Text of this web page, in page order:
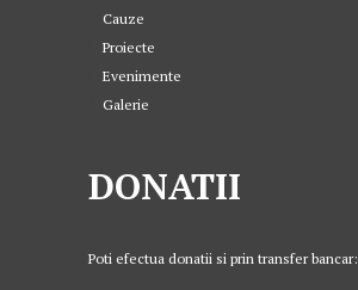
Cauze
Proiecte
Evenimente
Galerie
DONATII
Poti efectua donatii si prin transfer bancar: